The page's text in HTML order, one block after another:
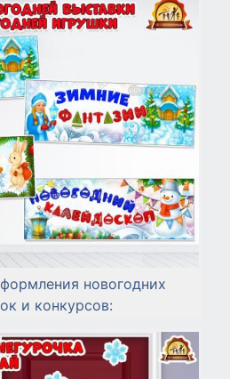
новогодних
и конкурсов: